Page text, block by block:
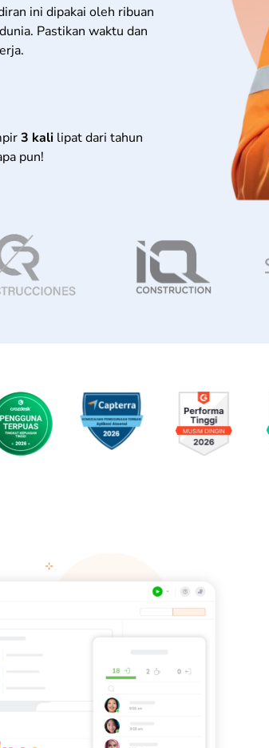
ini dipakai oleh ribuan
Pastikan waktu dan
3 kali lipat dari tahun
pun!